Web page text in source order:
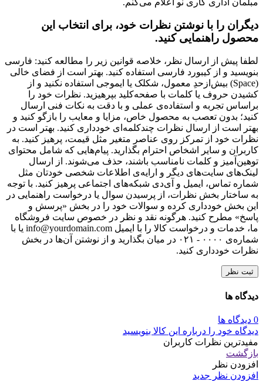
مبلمان اداری کاری نو اعلام می‌کنم.
دیگران را با نوشتن نظرات خود، برای انتخاب این
محصول راهنمایی کنید.
لطفا پیش از ارسال نظر، خلاصه قوانین زیر را مطالعه کنید: فارسی
بنویسید و از کیبورد فارسی استفاده کنید. بهتر است از فضای خالی
(Space) بیش‌از‌حدِ معمول، شکلک یا ایموجی استفاده نکنید و از
کشیدن حروف یا کلمات با صفحه‌کلید بپرهیزید. نظرات خود را
براساس تجربه و استفاده‌ی عملی و با دقت به نکات فنی ارسال
کنید؛ بدون تعصب به محصول خاص، مزایا و معایب را بازگو کنید و
بهتر است از ارسال نظرات چندکلمه‌‌ای خودداری کنید. بهتر است در
نظرات خود از تمرکز روی عناصر متغیر مثل قیمت، پرهیز کنید. به
کاربران و سایر اشخاص احترام بگذارید. پیام‌هایی که شامل محتوای
توهین‌آمیز و کلمات نامناسب باشند، حذف می‌شوند. از ارسال
لینک‌های سایت‌های دیگر و ارایه‌ی اطلاعات شخصی خودتان مثل
شماره تماس، ایمیل و آی‌دی شبکه‌های اجتماعی پرهیز کنید. با توجه
به ساختار بخش نظرات، از پرسیدن سوال یا درخواست راهنمایی در
این بخش خودداری کرده و سوالات خود را در بخش «پرسش و
پاسخ» مطرح کنید. هرگونه نقد و نظر در خصوص سایت فروشگاه
ما، خدمات و درخواست کالا را با ایمیل info@yourdomain.com یا با
شماره‌ی ۰۰۰۰ - ۰۲۱ در میان بگذارید و از نوشتن آن‌ها در بخش
نظرات خودداری کنید.
ثبت نظر
دیدگاه ها
0 دیدگاه ها
دیدگاه خود را درباره این کالا بنویسید
مفیدترین نظرات کاربران
بازگشت
افزودن نظر
افزودن نظر جدید